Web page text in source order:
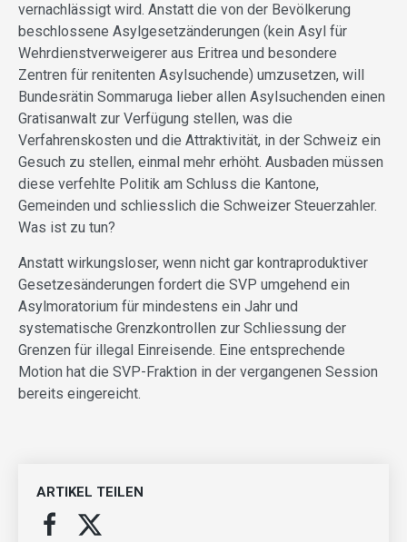
vernachlässigt wird. Anstatt die von der Bevölkerung
beschlossene Asylgesetzänderungen (kein Asyl für
Wehrdienstverweigerer aus Eritrea und besondere
Zentren für renitenten Asylsuchende) umzusetzen, will
Bundesrätin Sommaruga lieber allen Asylsuchenden einen
Gratisanwalt zur Verfügung stellen, was die
Verfahrenskosten und die Attraktivität, in der Schweiz ein
Gesuch zu stellen, einmal mehr erhöht. Ausbaden müssen
diese verfehlte Politik am Schluss die Kantone,
Gemeinden und schliesslich die Schweizer Steuerzahler.
Was ist zu tun?
Anstatt wirkungsloser, wenn nicht gar kontraproduktiver
Gesetzesänderungen fordert die SVP umgehend ein
Asylmoratorium für mindestens ein Jahr und
systematische Grenzkontrollen zur Schliessung der
Grenzen für illegal Einreisende. Eine entsprechende
Motion hat die SVP-Fraktion in der vergangenen Session
bereits eingereicht.
ARTIKEL TEILEN